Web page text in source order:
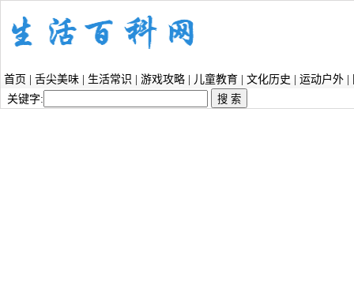
首页 舌尖美味 生活常识 游戏攻略 儿童教育 文化历史 运动户外
关键字: